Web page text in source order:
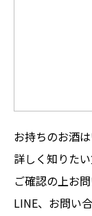
お持ちのお酒
詳しく知りた
ご確認の上お
LINE、お問い